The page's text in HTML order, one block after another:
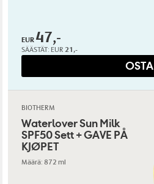
EUR 47,-
SÄÄSTÄT: EUR 21,-
OSTA
BIOTHERM
Waterlover Sun Milk
SPF50 Sett + GAVE PÅ
KJØPET
Määrä: 872 ml